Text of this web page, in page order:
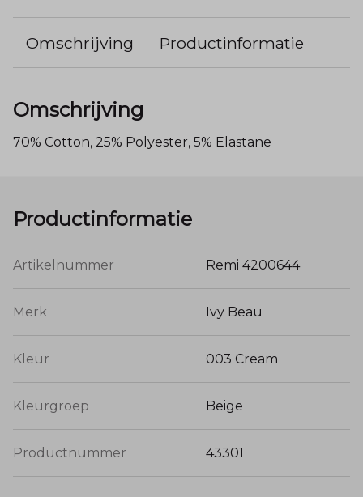
Omschrijving Productinformatie
Omschrijving
70% Cotton, 25% Polyester, 5% Elastane
Productinformatie
Artikelnummer Remi 4200644
Merk Ivy Beau
Kleur 003 Cream
Kleurgroep Beige
Productnummer 43301